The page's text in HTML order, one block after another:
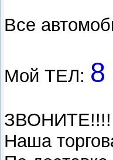
Все
Мой ТЕЛ: 8
ЗВОНИТЕ!!!!
Наша